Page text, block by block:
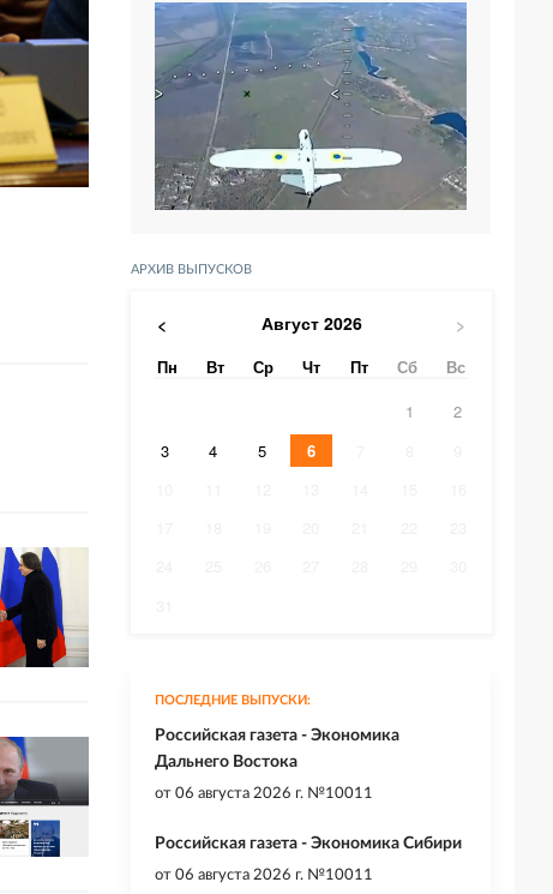
АРХИВ ВЫПУСКОВ
< Август 2026 >
Пн Вт Ср Чт Пт Сб
Вс
1
2
3
4 5 6
ПОСЛЕДНИЕ ВЫПУСКИ:
Российская газета - Экономика
Дальнего Востока
от 06 августа 2026 г. №10011
Российская газета - Экономика Сибири
от 06 августа 2026 г. №10011